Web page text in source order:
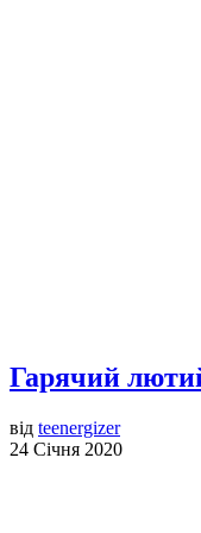
Гарячий
від teenergizer
24 Січня 2020